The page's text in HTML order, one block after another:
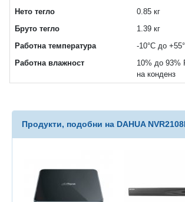
Нето тегло
0.85 кг
Бруто тегло
1.39 кг
Работна температура
-10°C до
Работна влажност
10% до 93%
на конденз
Продукти, подобни на DAHUA